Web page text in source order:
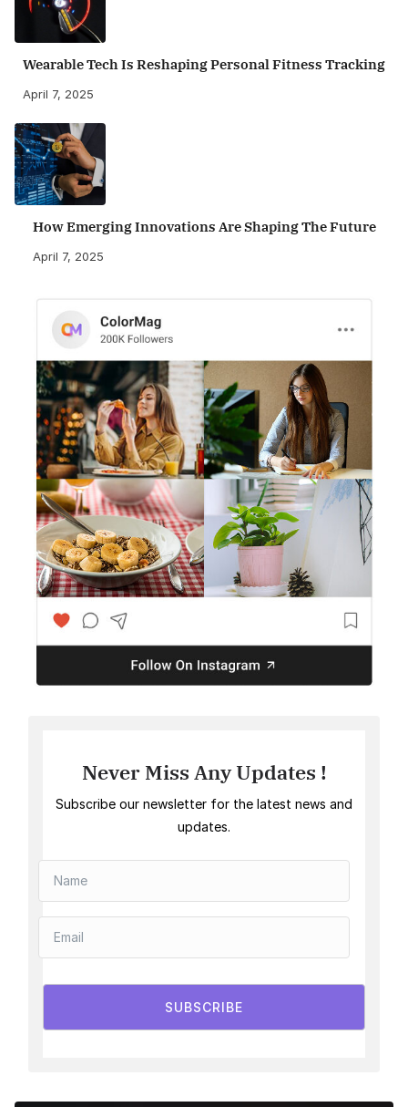
Wearable Tech Is Reshaping Personal Fitness Tracking
April 7, 2025
How Emerging Innovations Are Shaping The Future
April 7, 2025
Never Miss Any Updates !
Subscribe our newsletter for the latest news and
updates.
SUBSCRIBE